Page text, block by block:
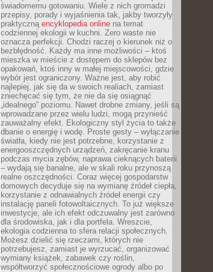
świadomemu gotowaniu. Wiele z nich gromadzi
przepisy, porady i wyjaśnienia tak, jakby tworzyły
praktyczną encyklopedia online na temat
codziennej ekologii w kuchni. Zero waste nie
oznacza perfekcji. Chodzi raczej o kierunek niż o
bezbłędność. Każdy ma inne możliwości – ktoś
mieszka w mieście z dostępem do sklepów bez
opakowań, ktoś inny w małej miejscowości, gdzie
wybór jest ograniczony. Ważne jest, aby robić
najlepiej, jak się da w swoich realiach, zamiast
zniechęcać się tym, że nie da się osiągnąć
„idealnego” poziomu. Nawet drobne zmiany, jeśli są
wprowadzane przez wielu ludzi, mogą przynieść
zauważalny efekt. Ekologiczny styl życia to także
dbanie o energię i wodę. Proste gesty – wyłączanie
światła, kiedy nie jest potrzebne, korzystanie z
energooszczędnych urządzeń, zakręcanie kranu
podczas mycia zębów, naprawa cieknących baterii
– wydają się banalne, ale w skali roku przynoszą
realne oszczędności. Coraz więcej gospodarstw
domowych decyduje się na wymianę źródeł ciepła,
korzystanie z odnawialnych źródeł energii czy
instalację paneli fotowoltaicznych. To już większe
inwestycje, ale ich efekt odczuwalny jest zarówno
dla środowiska, jak i dla portfela. Wreszcie,
ekologia codzienna to sfera relacji społecznych.
Możesz dzielić się rzeczami, których nie
potrzebujesz, zamiast je wyrzucać, organizować
wymiany książek, zabawek czy roślin,
współtworzyć społecznościowe ogrody albo po